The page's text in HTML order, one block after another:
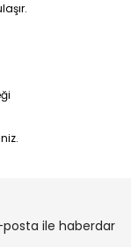
ile haberdar